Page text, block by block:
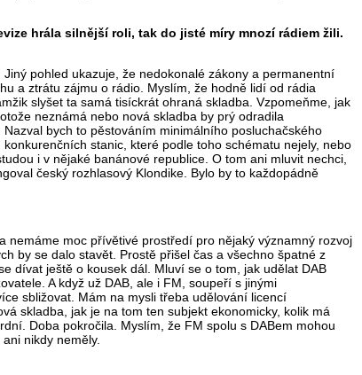
hrála silnější roli, tak do jisté míry mnozí rádiem žili.
pohled ukazuje, že nedokonalé zákony a permanentní
a ztrátu zájmu o rádio. Myslím, že hodně lidí od rádia
slyšet ta samá tisíckrát ohraná skladba. Vzpomeňme, jak
neznámá nebo nová skladba by prý odradila
bych to pěstováním minimálního posluchačského
stanic, které podle toho schématu nejely, nebo
i v nějaké banánové republice. O tom ani mluvit nechci,
český rozhlasový Klondike. Bylo by to každopádně
nemáme moc přívětivé prostředí pro nějaký významný rozvoj
by se dalo stavět. Prostě přišel čas a všechno špatné z
dívat ještě o kousek dál. Mluví se o tom, jak udělat DAB
A když už DAB, ale i FM, soupeří s jinými
sbližovat. Mám na mysli třeba udělování licencí
skladba, jak je na tom ten subjekt ekonomicky, kolik má
Doba pokročila. Myslím, že FM spolu s DABem mohou
nikdy neměly.